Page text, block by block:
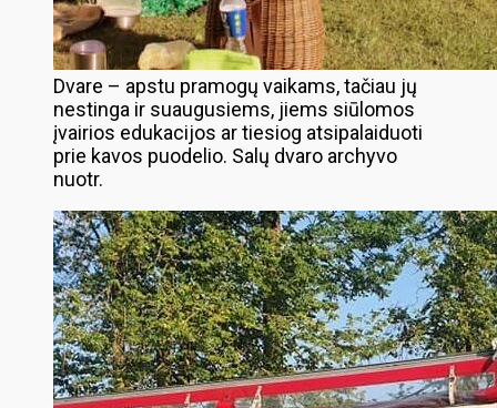
Dvare – apstu pramogų vaikams, tačiau jų
nestinga ir suaugusiems, jiems siūlomos
įvairios edukacijos ar tiesiog atsipalaiduoti
prie kavos puodelio. Salų dvaro archyvo
nuotr.